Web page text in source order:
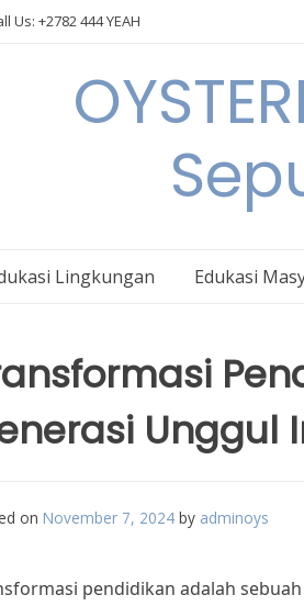
Us: +2782 444 YEAH
Lingkungan Edukasi
Unggul
on November 7, 2024 by adminoys
pendidikan adalah